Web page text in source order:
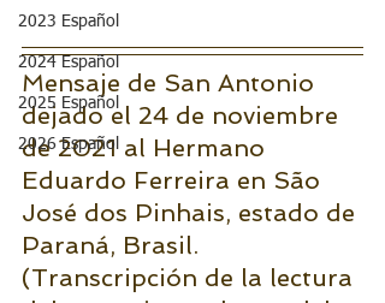
2023 Español
2024 Español
2025 Español
2026 Español
Mensaje de San Antonio
dejado el 24 de noviembre
de 2021 al Hermano
Eduardo Ferreira en São
José dos Pinhais, estado de
Paraná, Brasil.
(Transcripción de la lectura